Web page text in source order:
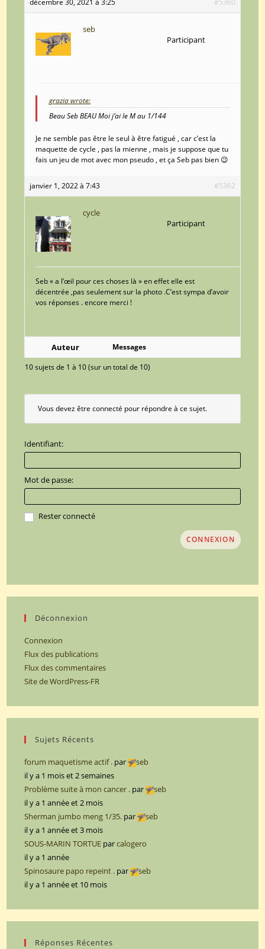
décembre 30, 2021 à 3:25 #5360
seb
Participant
grazia wrote:
Beau Seb BEAU Moi j’ai le M au 1/144
Je ne semble pas être le seul à être fatigué , car c’est la
maquette de cycle , pas la mienne , mais je suppose que tu
fais un jeu de mot avec mon pseudo , et ça Seb pas bien 😉
janvier 1, 2022 à 7:43 #5362
cycle
Participant
Seb « a l’œil pour ces choses là » en effet elle est
décentrée ,pas seulement sur la photo .C’est sympa d’avoir
vos réponses . encore merci !
Auteur
Messages
10 sujets de 1 à 10 (sur un total de 10)
Vous devez être connecté pour répondre à ce sujet.
Identifiant:
Mot de passe:
Rester connecté
CONNEXION
Déconnexion
Connexion
Flux des publications
Flux des commentaires
Site de WordPress-FR
Sujets Récents
forum maquetisme actif . par
seb
il y a 1 mois et 2 semaines
Problème suite à mon cancer . par
seb
il y a 1 année et 2 mois
Sherman jumbo meng 1/35. par
seb
il y a 1 année et 3 mois
SOUS-MARIN TORTUE parcalogero
il y a 1 année
Spinosaure papo repeint . par
seb
il y a 1 année et 10 mois
Réponses Récentes